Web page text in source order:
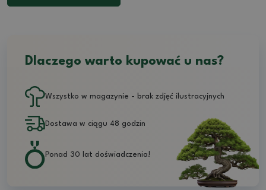
Dlaczego warto kupować u nas?
Wszystko w magazynie - brak zdjęć ilustracyjnych
Dostawa w ciągu 48 godzin
Ponad 30 lat doświadczenia!